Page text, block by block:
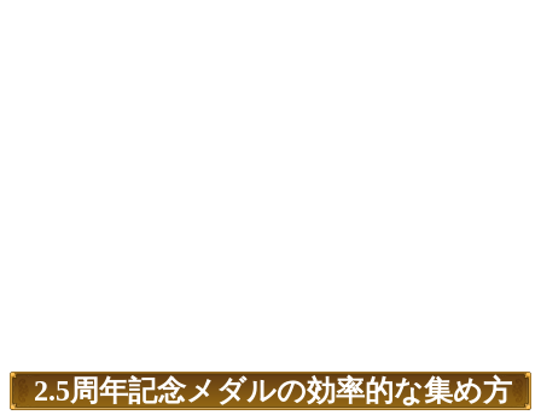
2.5周年記念メダルの効率的な集め方